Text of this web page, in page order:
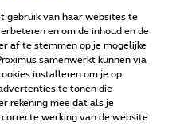
Accessibility statement
Proximus
gebruik van haar websites te
en om de inhoud en de
af te stemmen op je mogelijke
samenwerkt kunnen via
installeren om je op
te tonen die
rekening mee dat als je
werking van de website